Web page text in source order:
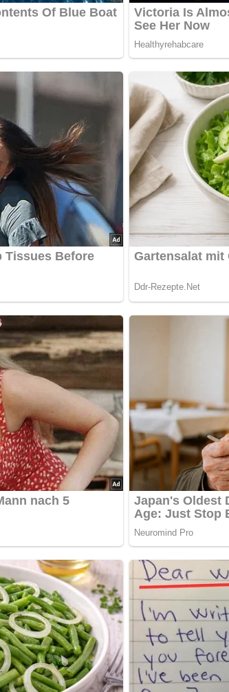
wir…
Rezept? Dann hinterlasse doch bitte einen
Heringe und die Kartoffeln klein scheiden.
zugeben.
mit der Flüssigkeit verquirlen und
übrigen Zutaten geben, locker vermischen
Salat recht appetitlich verzieren.
Was weißt du noch alles über die DDR?